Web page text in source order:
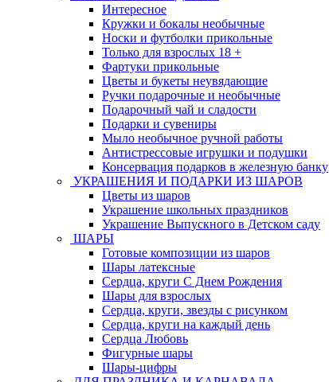
Интересное
Кружки и бокалы необычные
Носки и футболки прикольные
Только для взрослых 18 +
Фартуки прикольные
Цветы и букеты неувядающие
Ручки подарочные и необычные
Подарочный чай и сладости
Подарки и сувениры
Мыло необычное ручной работы
Антистрессовые игрушки и подушки
Консервация подарков в железную банку
УКРАШЕНИЯ И ПОДАРКИ ИЗ ШАРОВ
Цветы из шаров
Украшение школьных праздников
Украшение Выпускного в Детском саду
ШАРЫ
Готовые композиции из шаров
Шары латексные
Сердца, круги С Днем Рождения
Шары для взрослых
Сердца, круги, звезды с рисунком
Сердца, круги на каждый день
Сердца Любовь
Фигурные шары
Шары-цифры